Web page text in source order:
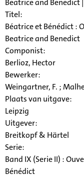
Beatrice and Benedict
Titel:
Béatrice et Bénédict :
Beatrice and Benedict
Componist:
Berlioz, Hector
Bewerker:
Weingartner, F. ;
Plaats van uitgave:
Leipzig
Uitgever:
Breitkopf & Härtel
Serie:
Band IX (Serie II) :
Bénédict